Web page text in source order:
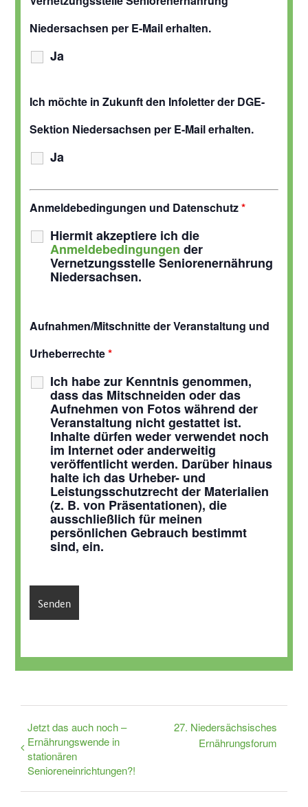
Niedersachsen per E-Mail erhalten.
Ja
Ich möchte in Zukunft den Infoletter der DGE-
Sektion Niedersachsen per E-Mail erhalten.
Ja
Anmeldebedingungen und Datenschutz*
Hiermit akzeptiere ich die
Anmeldebedingungen der
Vernetzungsstelle Seniorenernährung
Niedersachsen.
Aufnahmen/Mitschnitte der Veranstaltung und
Urheberrechte*
Ich habe zur Kenntnis genommen,
dass das Mitschneiden oder das
Aufnehmen von Fotos während der
Veranstaltung nicht gestattet ist.
Inhalte dürfen weder verwendet noch
im Internet oder anderweitig
veröffentlicht werden. Darüber hinaus
halte ich das Urheber- und
Leistungsschutzrecht der Materialien
(z. B. von Präsentationen), die
ausschließlich für meinen
persönlichen Gebrauch bestimmt
sind, ein.
Jetzt das auch noch –
Ernährungswende in
stationären
Senioreneinrichtungen?!
27. Niedersächsisches
Ernährungsforum